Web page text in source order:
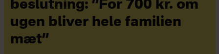
beslutning: ”For 700 kr. om
ugen bliver hele familien
mæt”